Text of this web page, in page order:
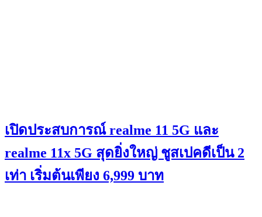
เปิดประสบการณ์ realme 11 5G และ
realme 11x 5G สุดยิ่งใหญ่ ชูสเปคดีเป็น 2
เท่า เริ่มต้นเพียง 6,999 บาท